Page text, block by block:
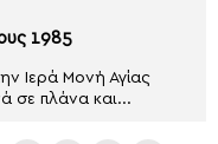
1985
Ιερά Μονή Αγίας
σε πλάνα και...